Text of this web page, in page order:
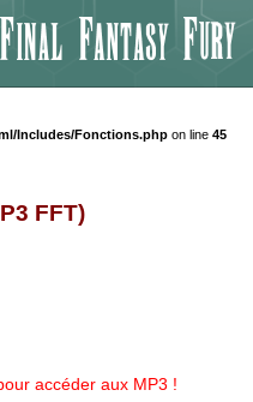
Includes/Fonctions.php on line 45
FFT)
accéder aux MP3 !